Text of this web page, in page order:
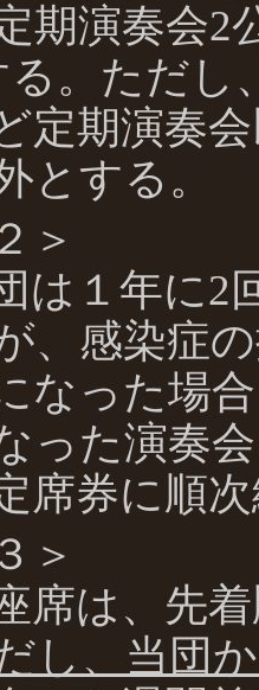
期演奏会2
る。ただ
定期演奏
とする。
＞
は１年に2
、感染症
なった場
った演奏
席券に順
＞
席は、先
し、当団